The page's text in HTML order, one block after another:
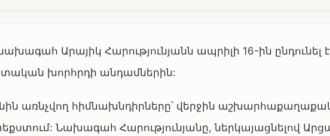
Արայիկ Հարությունյանն ապրիլի 16-ին ընդունել
խորհրդի անդամներին:
առնչվող հիմնախնդիրները՝ վերջին
Նախագահ Հարությունյանը, ներկայացնելով